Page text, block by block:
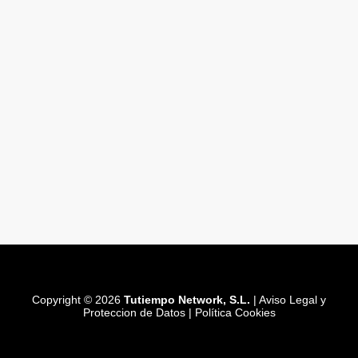
Copyright © 2026 Tutiempo Network, S.L. | Aviso Legal y
Proteccion de Datos| Política Cookies